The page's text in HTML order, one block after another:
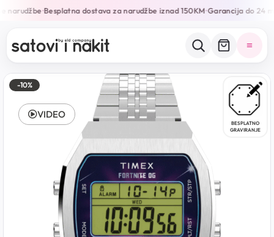
narudžbe•Besplatna dostava za narudžbe iznad 150KM•Garancija do 24
-10%
BESPLATNO
GRAVIRANJE
VIDEO